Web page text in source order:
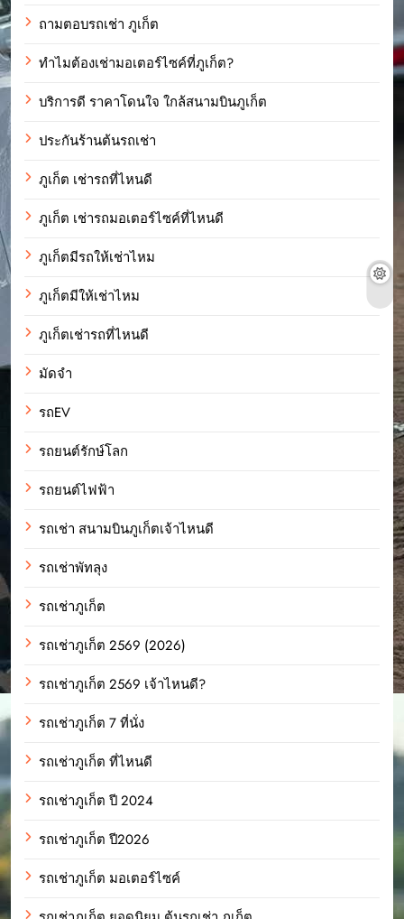
ถามตอบรถเช่า ภูเก็ต
ทำไมต้องเช่ามอเตอร์ไซค์ที่ภูเก็ต?
บริการดี ราคาโดนใจ ใกล้สนามบินภูเก็ต
ประกันร้านต้นรถเช่า
ภูเก็ต เช่ารถที่ไหนดี
ภูเก็ต เช่ารถมอเตอร์ไซค์ที่ไหนดี
ภูเก็ตมีรถให้เช่าไหม
ภูเก็ตมีให้เช่าไหม
ภูเก็ตเช่ารถที่ไหนดี
มัดจำ
รถEV
รถยนต์รักษ์โลก
รถยนต์ไฟฟ้า
รถเช่า สนามบินภูเก็ตเจ้าไหนดี
รถเช่าพัทลุง
รถเช่าภูเก็ต
รถเช่าภูเก็ต 2569 (2026)
รถเช่าภูเก็ต 2569 เจ้าไหนดี?
รถเช่าภูเก็ต 7 ที่นั่ง
รถเช่าภูเก็ต ที่ไหนดี
รถเช่าภูเก็ต ปี 2024
รถเช่าภูเก็ต ปี2026
รถเช่าภูเก็ต มอเตอร์ไซค์